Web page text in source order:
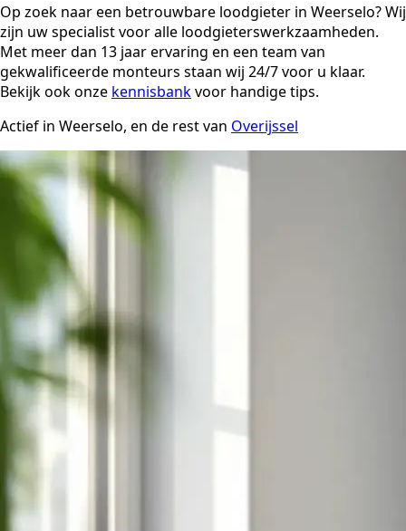
Op zoek naar een betrouwbare loodgieter in Weerselo? Wij
zijn uw specialist voor alle loodgieterswerkzaamheden.
Met meer dan 13 jaar ervaring en een team van
gekwalificeerde monteurs staan wij 24/7 voor u klaar.
Bekijk ook onze kennisbankvoor handige tips.
Actief in Weerselo, en de rest van Overijssel